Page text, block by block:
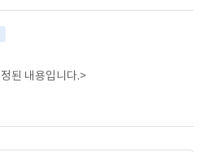
된 내용입니다.>